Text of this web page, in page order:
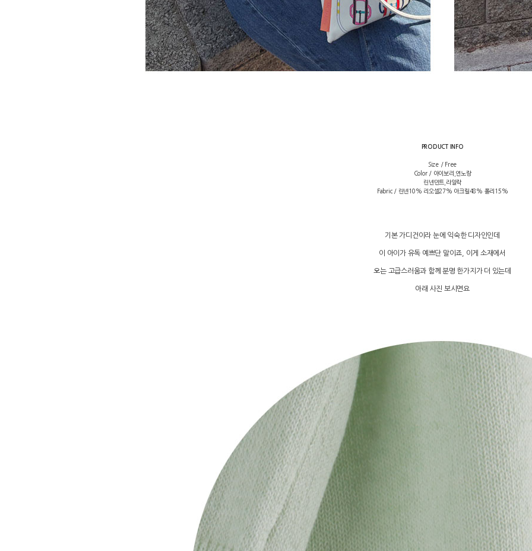
PRODUCT INFO
Size / Free
Color / 아이보리,연노랑
린넨민트,라일락
Fabric / 린넨10% 리오셀27% 아크릴48% 폴리15%
기본 가디건이라 눈에 익숙한 디자인인데
이 아이가 유독 예쁘단 말이죠, 이게 소재에서
오는 고급스러움과 함께 분명 한가지가 더 있는데
아래 사진 보시면요